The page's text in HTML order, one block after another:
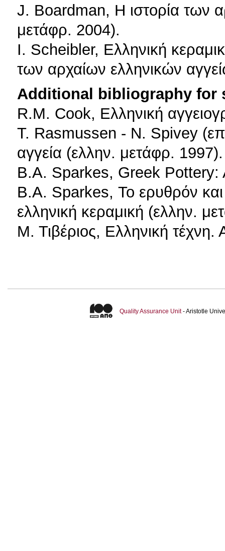
J. Boardman, Η ιστορία των
μετάφρ. 2004).
I. Scheibler, Ελληνική
των αρχαίων ελληνικών
Additional bibliography for
R.M. Cook, Ελληνική
T. Rasmussen - N. Spivey
αγγεία (ελλην. μετάφρ. 1997).
B.A. Sparkes, Greek
B.A. Sparkes, Το ερυθρόν
ελληνική κεραμική (ελλην.
Μ. Τιβέριος, Eλληνική τέχνη.
Quality Assurance Unit- Aristotle